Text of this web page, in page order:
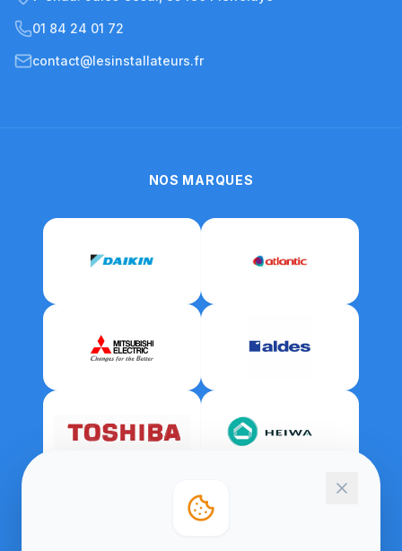
01 84 24 01 72
contact@lesinstallateurs.fr
NOS MARQUES